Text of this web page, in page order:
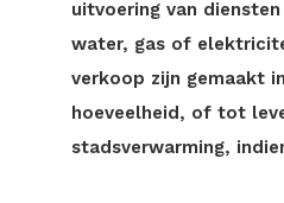
uitvoering van
water, gas of
verkoop zijn gemaakt
hoeveelheid, of tot
stadsverwarming,